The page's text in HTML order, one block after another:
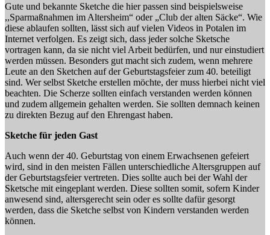
Gute und bekannte Sketche die hier passen sind beispielsweise
,,Sparmaßnahmen im Altersheim“ oder „Club der alten Säcke“. Wie
diese ablaufen sollten, lässt sich auf vielen Videos in Potalen im
Internet verfolgen. Es zeigt sich, dass jeder solche Sketsche
vortragen kann, da sie nicht viel Arbeit bedürfen, und nur einstudiert
werden müssen. Besonders gut macht sich zudem, wenn mehrere
Leute an den Sketchen auf der Geburtstagsfeier zum 40. beteiligt
sind. Wer selbst Sketche erstellen möchte, der muss hierbei nicht viel
beachten. Die Scherze sollten einfach verstanden werden können
und zudem allgemein gehalten werden. Sie sollten demnach keinen
zu direkten Bezug auf den Ehrengast haben.
Sketche für jeden Gast
Auch wenn der 40. Geburtstag von einem Erwachsenen gefeiert
wird, sind in den meisten Fällen unterschiedliche Altersgruppen auf
der Geburtstagsfeier vertreten. Dies sollte auch bei der Wahl der
Sketsche mit eingeplant werden. Diese sollten somit, sofern Kinder
anwesend sind, altersgerecht sein oder es sollte dafür gesorgt
werden, dass die Sketche selbst von Kindern verstanden werden
können.